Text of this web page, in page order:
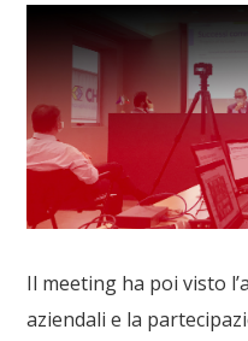
Il meeting ha poi visto
aziendali e la